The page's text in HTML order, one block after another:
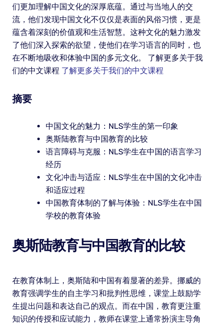
们更加理解中国文化的深厚底蕴。通过与当地人的交
流，他们发现中国文化不仅仅是表面的风俗习惯，更是
蕴含着深刻的价值观和生活智慧。这种文化的魅力激发
了他们深入探索的欲望，使他们在学习语言的同时，也
在不断地吸收和体验中国的多元文化。 了解更多关于我
们的中文课程 了解更多关于我们的中文课程
摘要
中国文化的魅力：NLS学生的第一印象
奥斯陆教育与中国教育的比较
语言障碍与克服：NLS学生在中国的语言学习
经历
文化冲击与适应：NLS学生在中国的文化冲击
和适应过程
中国教育体制的了解与体验：NLS学生在中国
学校的教育体验
奥斯陆教育与中国教育的比较
在教育体制上，奥斯陆和中国有着显著的差异。挪威的
教育强调学生的自主学习和批判性思维，课堂上鼓励学
生提出问题和表达自己的观点。而在中国，教育更注重
知识的传授和应试能力，教师在课堂上通常扮演主导角